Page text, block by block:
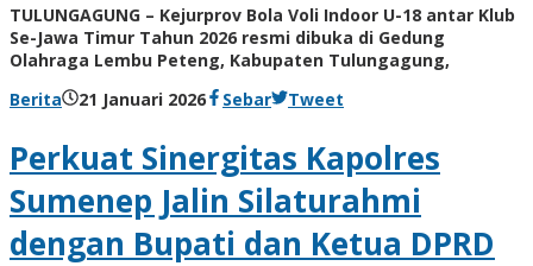
TULUNGAGUNG – Kejurprov Bola Voli Indoor U-18 antar Klub
Se-Jawa Timur Tahun 2026 resmi dibuka di Gedung
Olahraga Lembu Peteng, Kabupaten Tulungagung,
Berita
21 Januari 2026olehSebar Tweet
Perkuat Sinergitas Kapolres
Sumenep Jalin Silaturahmi
dengan Bupati dan Ketua DPRD